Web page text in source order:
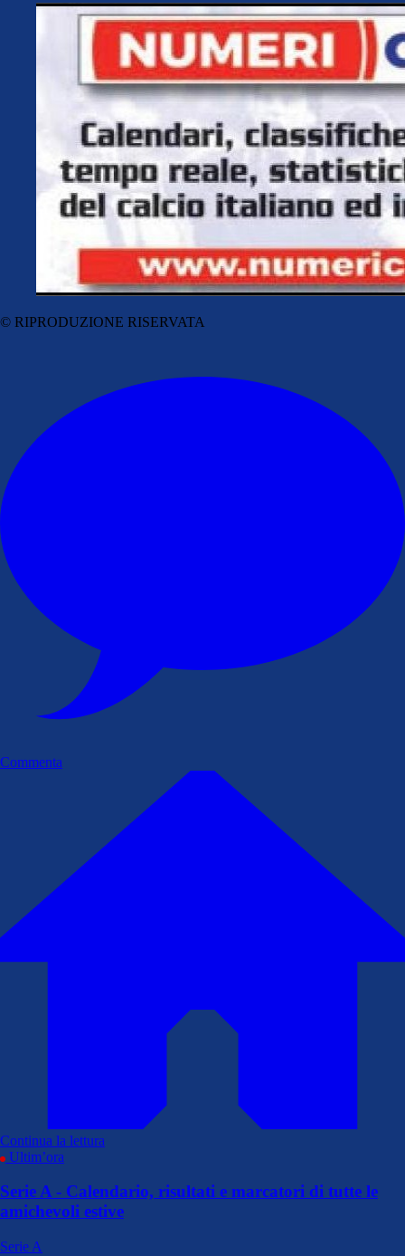
© RIPRODUZIONE RISERVATA
Commenta
Continua la lettura
Ultim’ora
Serie A - Calendario, risultati e marcatori di tutte le
amichevoli estive
Serie A